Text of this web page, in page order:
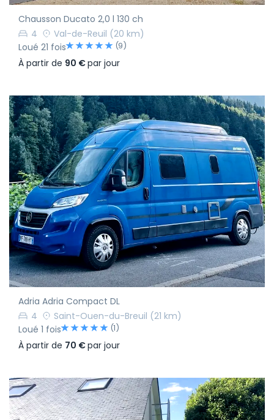
Chausson Ducato 2,0 l 130 ch
4
Val-de-Reuil (20 km)
Loué 21 fois
(9)
À partir de 90 €par jour
Adria Adria Compact DL
4
Saint-Ouen-du-Breuil (21 km)
Loué 1 fois
(1)
À partir de 70 €par jour